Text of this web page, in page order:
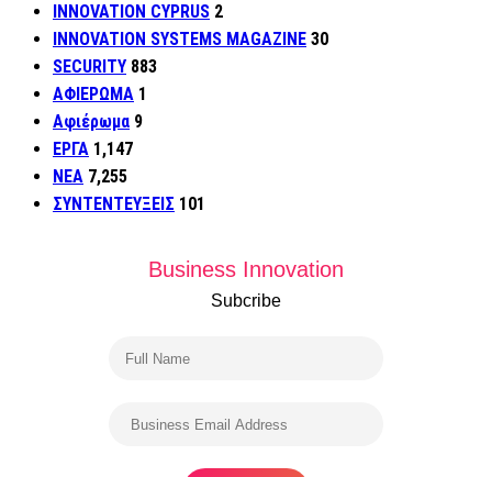
INNOVATION CYPRUS 2
INNOVATION SYSTEMS MAGAZINE 30
SECURITY 883
ΑΦΙΕΡΩΜΑ 1
Αφιέρωμα 9
ΕΡΓΑ 1,147
ΝΕΑ 7,255
ΣΥΝΤΕΝΤΕΥΞΕΙΣ 101
Business Innovation
Subcribe